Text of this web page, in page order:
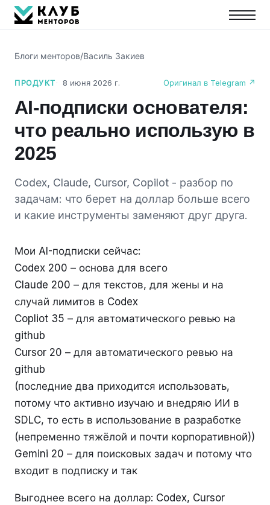
Блоги менторов/Василь Закиев
ПРОДУКТ 8 июня 2026 г. Оригинал в Telegram ↗
AI-подписки основателя:
что реально использую в
2025
Codex, Claude, Cursor, Copilot - разбор по
задачам: что берет на доллар больше всего
и какие инструменты заменяют друг друга.
Мои AI-подписки сейчас:
Codex 200 – основа для всего
Claude 200 – для текстов, для жены и на
случай лимитов в Codex
Copliot 35 – для автоматического ревью на
github
Cursor 20 – для автоматического ревью на
github
(последние два приходится использовать,
потому что активно изучаю и внедряю ИИ в
SDLC, то есть в использование в разработке
(непременно тяжёлой и почти корпоративной))
Gemini 20 – для поисковых задач и потому что
входит в подписку и так
Выгоднее всего на доллар: Codex, Cursor